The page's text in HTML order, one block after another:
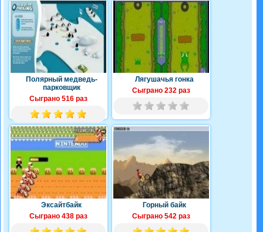
Полярный медведь-
парковщик
Сыграно 516 раз
Лягушачья гонка
Сыграно 232 раз
Эксайтбайк
Сыграно 438 раз
Горный байк
Сыграно 542 раз